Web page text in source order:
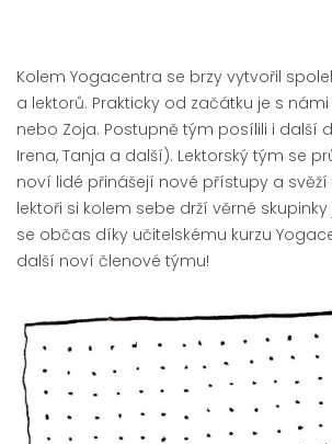
Kolem Yogacentra se brzy vytvořil
a lektorů. Prakticky od začátku je s
nebo Zoja. Postupně tým posílili i další
Irena, Tanja a další). Lektorský tým se
noví lidé přinášejí nové přístupy a
lektoři si kolem sebe drží věrné
se občas díky učitelskému kurzu
další noví členové týmu!